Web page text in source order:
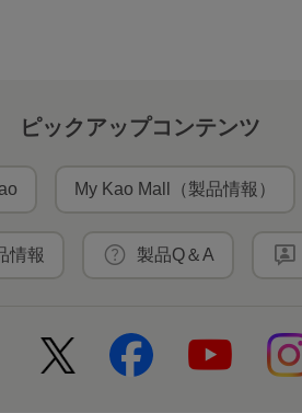
ピックアップコンテンツ
My Kao Mall（製品情報）
情報 製品Q＆A